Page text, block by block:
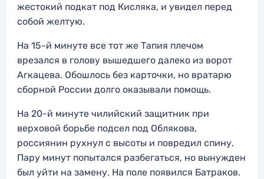
жестокий подкат под Кисляка, и увидел перед
собой желтую.
На 15-й минуте все тот же Тапия плечом
врезался в голову вышедшего далеко из ворот
Агкацева. Обошлось без карточки, но вратарю
сборной России долго оказывали помощь.
На 20-й минуте чилийский защитник при
верховой борьбе подсел под Облякова,
россиянин рухнул с высоты и повредил спину.
Пару минут попытался разбегаться, но вынужден
был уйти на замену. На поле появился Батраков.